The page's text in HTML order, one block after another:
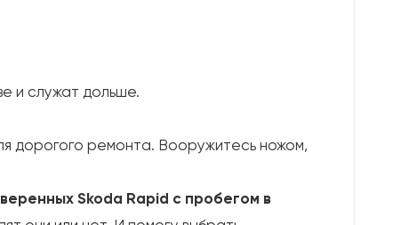
и служат дольше.
дорогого ремонта. Вооружитесь ножом,
Skoda Rapid с пробегом в